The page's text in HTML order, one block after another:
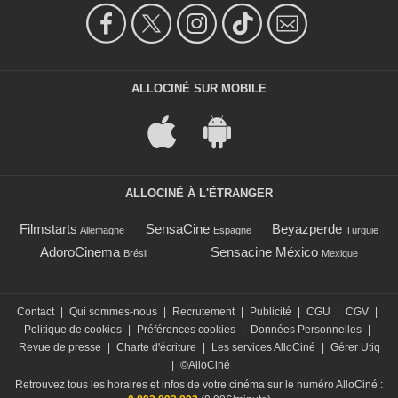
ALLOCINÉ SUR MOBILE
ALLOCINÉ À L'ÉTRANGER
Filmstarts Allemagne SensaCine Espagne Beyazperde Turquie
AdoroCinema Brésil Sensacine México Mexique
Contact Qui sommes-nous Recrutement Publicité CGU CGV
Politique de cookies
Préférences cookies Données Personnelles
Revue de presse
Charte d'écriture Les services AlloCiné
Gérer Utiq
©AlloCiné
Retrouvez tous les horaires et infos de votre cinéma sur le numéro AlloCiné :